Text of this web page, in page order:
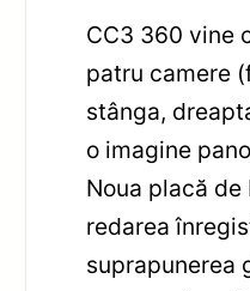
CC3 360 vine
patru camere
stânga,
o imagine
Noua placă
redarea
suprapunerea